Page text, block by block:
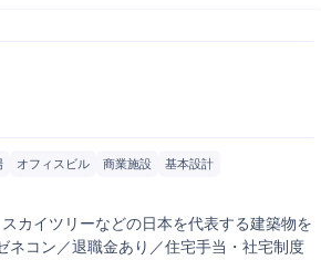
オフィスビル 商業施設 基本設計
カイツリーなどの日本を代表する建築物を
ネコン／退職金あり／住宅手当・社宅制度